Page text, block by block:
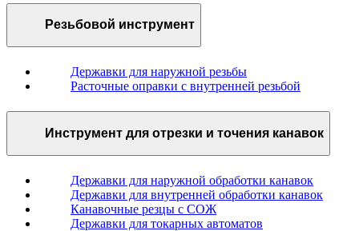
Резьбовой инструмент
Державки для наружной резьбы
Расточные оправки с внутренней резьбой
Инструмент для отрезки и точения канавок
Державки для наружной обработки канавок
Державки для внутренней обработки канавок
Канавочные резцы с СОЖ
Державки для токарных автоматов